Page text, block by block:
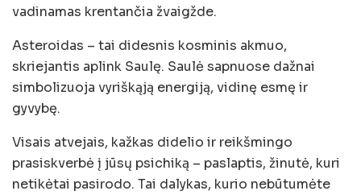
vadinamas krentančia žvaigžde.
Asteroidas – tai didesnis kosminis akmuo,
skriejantis aplink Saulę. Saulė sapnuose dažnai
simbolizuoja vyriškąją energiją, vidinę esmę ir
gyvybę.
Visais atvejais, kažkas didelio ir reikšmingo
prasiskverbė į jūsų psichiką – paslaptis, žinutė, kuri
netikėtai pasirodo. Tai dalykas, kurio nebūtumėte